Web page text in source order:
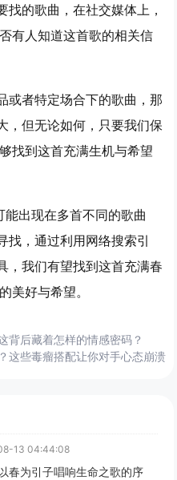
的歌曲，在社交媒体上，
有人知道这首歌的相关信
或者特定场合下的歌曲，那
，但无论如何，只要我们保
找到这首充满生机与希望
能出现在多首不同的歌曲
找，通过利用网络搜索引
，我们有望找到这首充满春
美好与希望。
背后藏着怎样的情感密码？
这些毒瘤搭配让你对手心态崩溃！
13 04:44:08
春为引子唱响生命之歌的序